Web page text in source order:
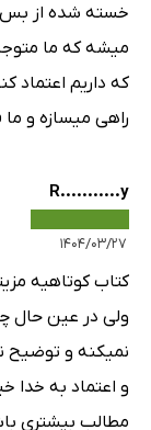
خسته شده از بس
میشه که ما
که داریم اعتماد
راهی میسازه و
R...........y
۱۴۰۴/۰۳/۲۷
کتاب کوتاهیه
ولی در عین حال
نمیکنه و توضیح
و اعتماد به خدا
مطالب بیشتری